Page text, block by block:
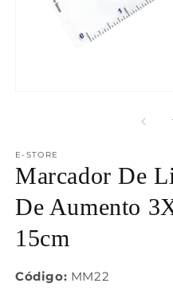
modal
E-STORE
Marcador De
De Aumento
15cm
Código: MM22